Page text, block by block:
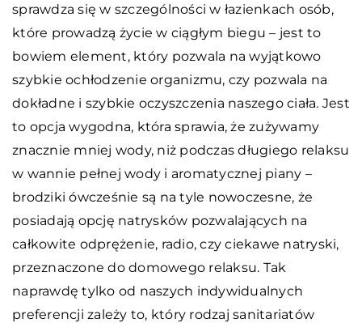
sprawdza się w szczególności w łazienkach osób,
które prowadzą życie w ciągłym biegu – jest to
bowiem element, który pozwala na wyjątkowo
szybkie ochłodzenie organizmu, czy pozwala na
dokładne i szybkie oczyszczenia naszego ciała. Jest
to opcja wygodna, która sprawia, że zużywamy
znacznie mniej wody, niż podczas długiego relaksu
w wannie pełnej wody i aromatycznej piany –
brodziki ówcześnie są na tyle nowoczesne, że
posiadają opcję natrysków pozwalających na
całkowite odprężenie, radio, czy ciekawe natryski,
przeznaczone do domowego relaksu. Tak
naprawdę tylko od naszych indywidualnych
preferencji zależy to, który rodzaj sanitariatów